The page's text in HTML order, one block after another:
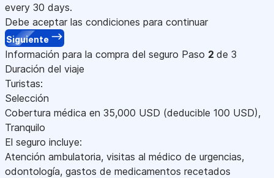
every 30 days.
Debe aceptar las condiciones para continuar
Siguiente
Información para la compra del seguro Paso 2 de 3
Duración del viaje
Turistas:
Selección
Cobertura médica en 35,000 USD (deducible 100 USD),
Tranquilo
El seguro incluye:
Atención ambulatoria, visitas al médico de urgencias,
odontología, gastos de medicamentos recetados